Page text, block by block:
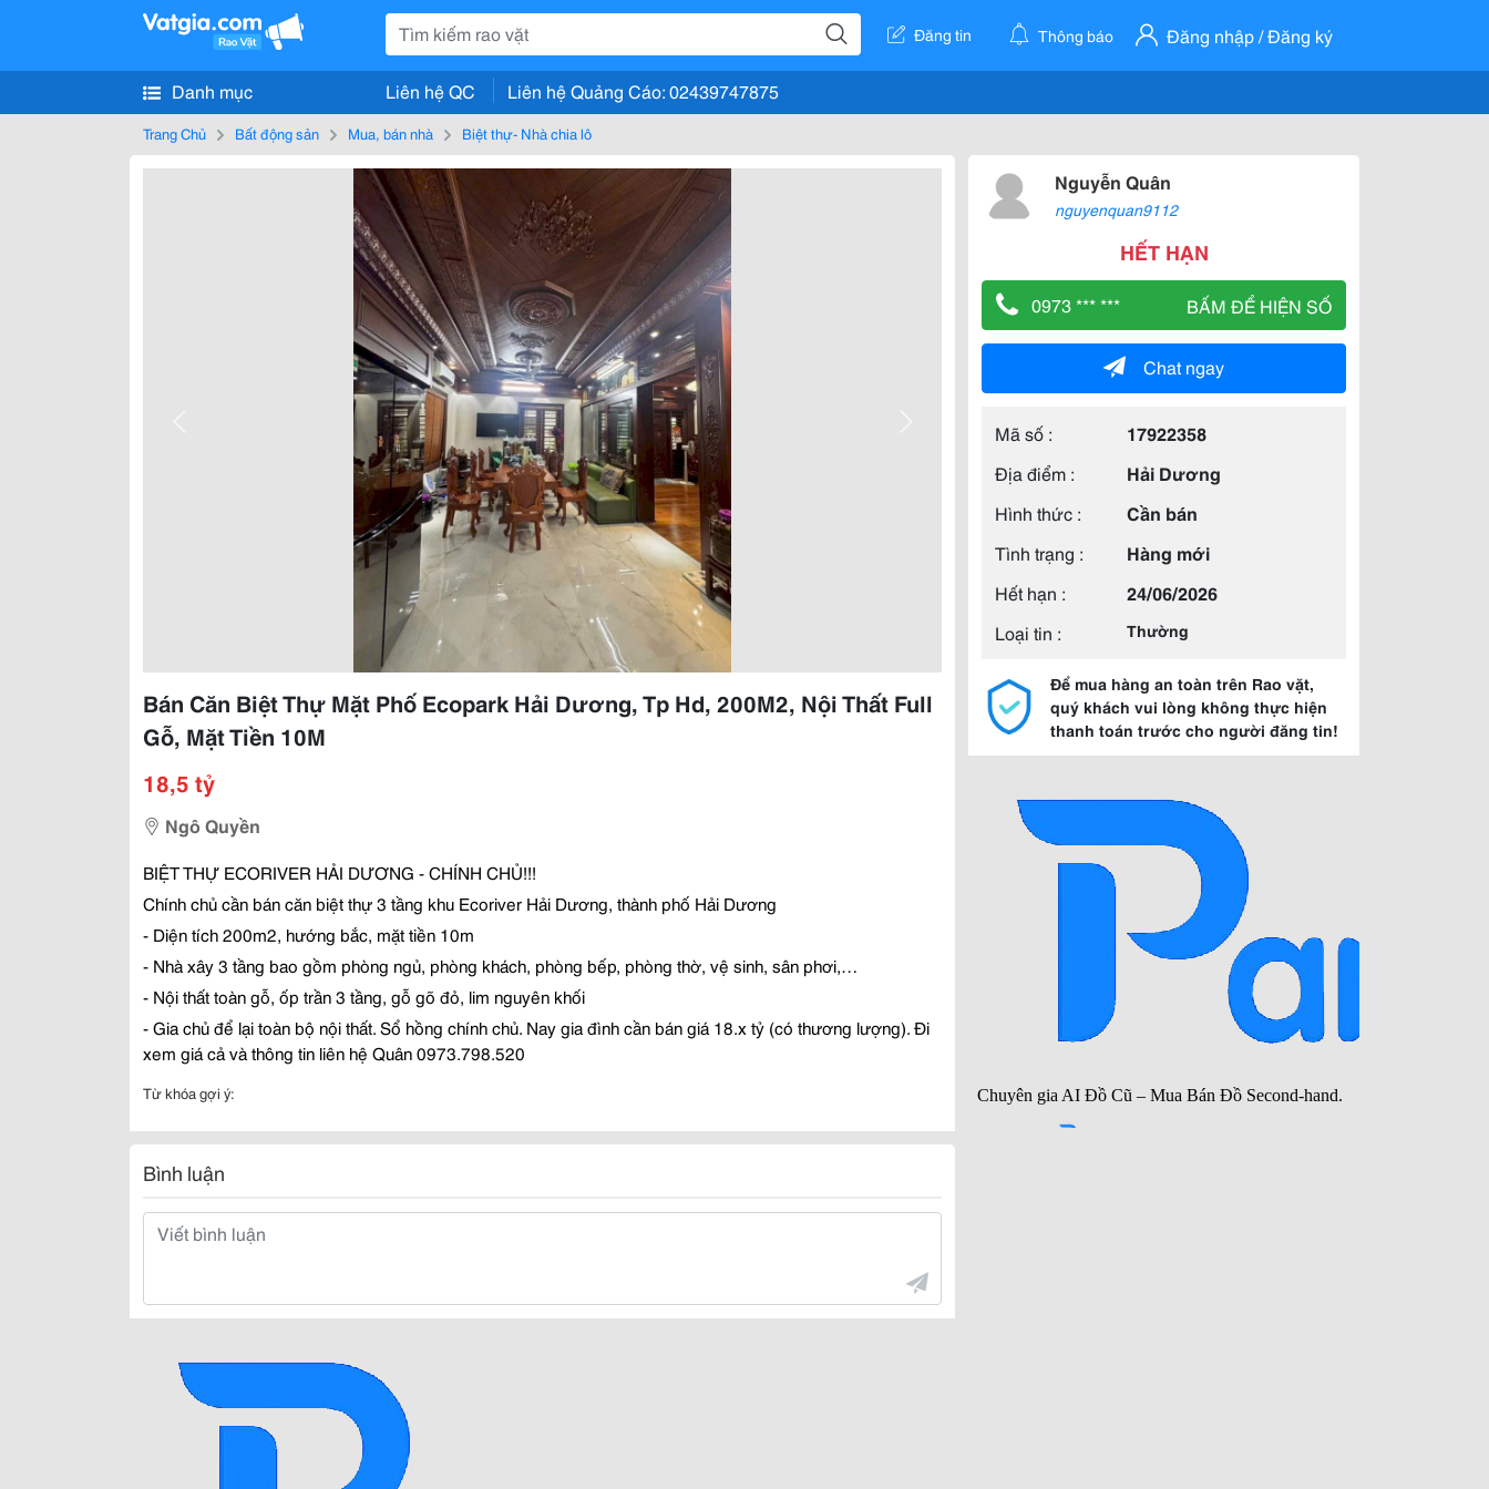
Đăng tin Thông báo Đăng nhập / Đăng ký
Danh mục Liên hệ QC Liên hệ Quảng Cáo: 02439747875
Trang Chủ Bất động sản Mua, bán nhà Biệt thự- Nhà chia lô
Bán Căn Biệt Thự Mặt Phố Ecopark Hải Dương, Tp Hd, 200M2, Nội Thất Full
Gỗ, Mặt Tiền 10M
18,5 tỷ
Ngô Quyền
BIỆT THỰ ECORIVER HẢI DƯƠNG - CHÍNH CHỦ!!!
Chính chủcần bán căn biệt thự3 tầng khu Ecoriver Hải Dương, thành phố Hải Dương
- Diện tích 200m2, hướng bắc, mặt tiền 10m
- Nhà xây 3 tầng bao gồm phòng ngủ, phòng khách, phòng bếp, phòng thờ, vệ sinh, sân phơi,…
- Nội thất toàn gỗ, ốp trần 3 tầng, gỗ gõ đỏ, lim nguyên khối
- Gia chủđể lại toàn bộ nội thất. Sổ hồng chính chủ. Nay giađình cần bán giá 18.x tỷ (có thương lượng).Đi
xem giá cảvà thông tin liên hệ Quân 0973.798.520
Từ khóa gợi ý:
Bình luận
Nguyễn Quân
nguyenquan9112
HẾT HẠN
0973 *** *** BẤM ĐỂ HIỆN SỐ
Chat ngay
Mã số :
17922358
Địa điểm :
Hải Dương
Hình thức :
Cần bán
Tình trạng :
Hàng mới
Hết hạn :
24/06/2026
Loại tin :
Thường
Để mua hàng an toàn trên Rao vặt,
quý khách vui lòng không thực hiện
thanh toán trước cho người đăng tin!